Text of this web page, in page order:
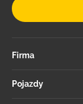
Firma
Pojazdy